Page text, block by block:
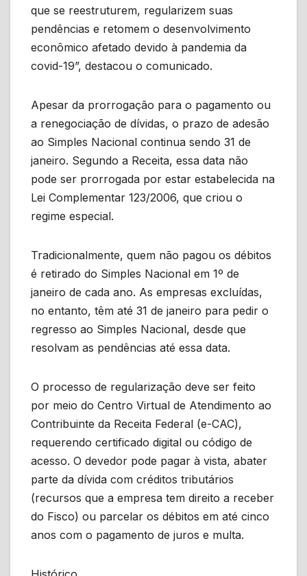
que se reestruturem, regularizem suas
pendências e retomem o desenvolvimento
econômico afetado devido à pandemia da
covid-19”, destacou o comunicado.
Apesar da prorrogação para o pagamento ou
a renegociação de dívidas, o prazo de adesão
ao Simples Nacional continua sendo 31 de
janeiro. Segundo a Receita, essa data não
pode ser prorrogada por estar estabelecida na
Lei Complementar 123/2006, que criou o
regime especial.
Tradicionalmente, quem não pagou os débitos
é retirado do Simples Nacional em 1º de
janeiro de cada ano. As empresas excluídas,
no entanto, têm até 31 de janeiro para pedir o
regresso ao Simples Nacional, desde que
resolvam as pendências até essa data.
O processo de regularização deve ser feito
por meio do Centro Virtual de Atendimento ao
Contribuinte da Receita Federal (e-CAC),
requerendo certificado digital ou código de
acesso. O devedor pode pagar à vista, abater
parte da dívida com créditos tributários
(recursos que a empresa tem direito a receber
do Fisco) ou parcelar os débitos em até cinco
anos com o pagamento de juros e multa.